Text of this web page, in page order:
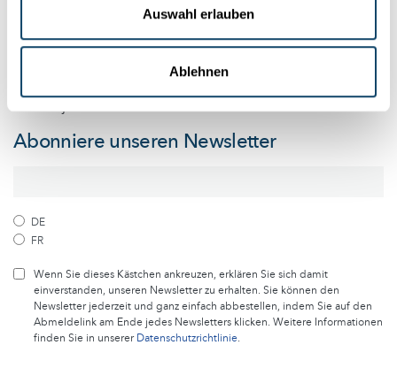
Auswahl erlauben
Ablehnen
und Forschung in Luxemburg
Abonniere unseren Newsletter
DE
FR
Wenn Sie dieses Kästchen ankreuzen, erklären Sie sich damit
einverstanden, unseren Newsletter zu erhalten. Sie können den
Newsletter jederzeit und ganz einfach abbestellen, indem Sie auf den
Abmeldelink am Ende jedes Newsletters klicken. Weitere Informationen
finden Sie in unsererDatenschutzrichtlinie.